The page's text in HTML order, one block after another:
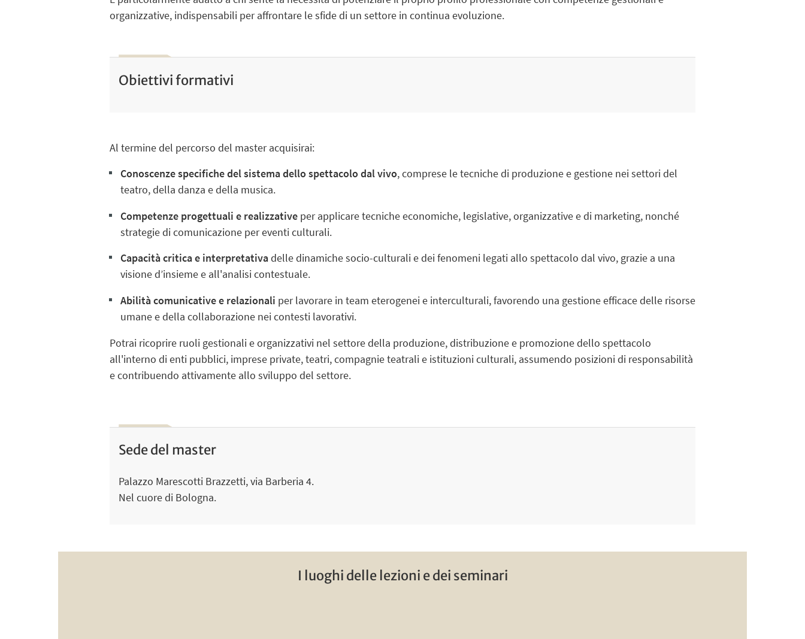
organizzative, indispensabili per affrontare le sfide di un settore in continua evoluzione.
Obiettivi formativi
Al termine del percorso del master acquisirai:
Conoscenze specifiche del sistema dello spettacolo dal vivo, comprese le tecniche di produzione e gestione nei settori del
teatro, della danza e della musica.
Competenze progettuali e realizzative per applicare tecniche economiche, legislative, organizzative e di marketing, nonché
strategie di comunicazione per eventi culturali.
Capacità critica e interpretativadelle dinamiche socio-culturali e dei fenomeni legati allo spettacolo dal vivo, grazie a una
visione d’insieme e all'analisi contestuale.
Abilità comunicative e relazionali per lavorare in team eterogenei e interculturali, favorendo una gestione efficace delle risorse
umane e della collaborazione nei contesti lavorativi.
Potrai ricoprire ruoli gestionali e organizzativi nel settore della produzione, distribuzione e promozione dello spettacolo
all'interno dienti pubblici, imprese private,teatri,compagnie teatralie istituzioni culturali, assumendo posizioni di responsabilità
e contribuendo attivamente allo sviluppo del settore.
Sede del master
Palazzo Marescotti Brazzetti, via Barberia 4.
Nel cuore di Bologna.
I luoghi delle lezioni e dei seminari